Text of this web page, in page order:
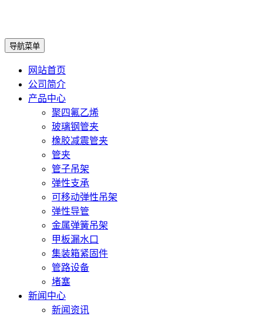
导航菜单
网站首页
公司简介
产品中心
聚四氟乙烯
玻璃钢管夹
橡胶减震管夹
管夹
管子吊架
弹性支承
可移动弹性吊架
弹性导管
金属弹簧吊架
甲板漏水口
集装箱紧固件
管路设备
堵塞
新闻中心
新闻资讯